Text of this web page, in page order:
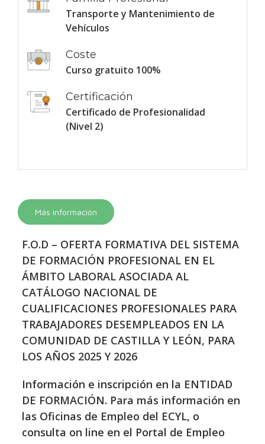
Transporte y Mantenimiento de
Vehículos
Coste
Curso gratuito 100%
Certificación
Certificado de Profesionalidad
(Nivel 2)
Más información
F.O.D – OFERTA FORMATIVA DEL SISTEMA
DE FORMACIÓN PROFESIONAL EN EL
ÁMBITO LABORAL ASOCIADA AL
CATÁLOGO NACIONAL DE
CUALIFICACIONES PROFESIONALES PARA
TRABAJADORES DESEMPLEADOS EN LA
COMUNIDAD DE CASTILLA Y LEÓN, PARA
LOS AÑOS 2025 Y 2026
Información e inscripción en la ENTIDAD
DE FORMACIÓN. Para más información en
las Oficinas de Empleo del ECYL, o
consulta on line en el Portal de Empleo